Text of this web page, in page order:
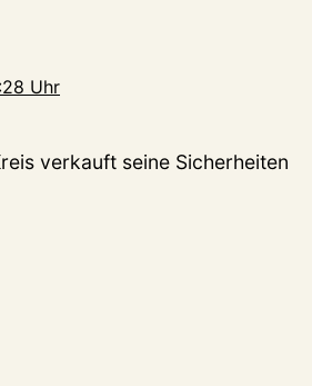
Uhr
verkauft seine Sicherheiten